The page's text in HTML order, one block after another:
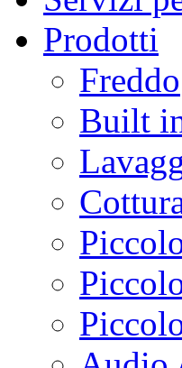
Prodotti
Freddo
Built